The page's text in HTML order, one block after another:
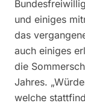
und einiges
das
auch einiges
die
Jahres.
welche